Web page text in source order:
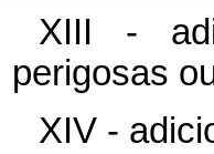
XIII -
perigosas
XIV -